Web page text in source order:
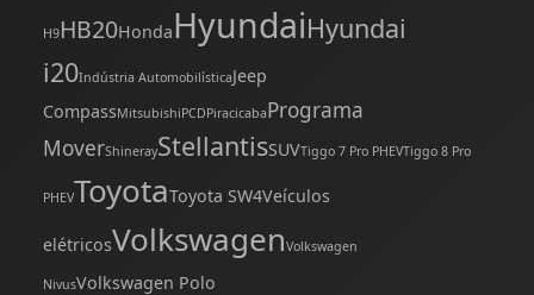
H9HB20HondaHyundaiHyundai
i20Indústria AutomobilísticaJeep
CompassMitsubishiPCDPiracicabaPrograma
MoverShinerayStellantisSUVTiggo 7 Pro PHEVTiggo 8 Pro
PHEVToyotaToyota SW4Veículos
elétricosVolkswagenVolkswagen
NivusVolkswagen Polo